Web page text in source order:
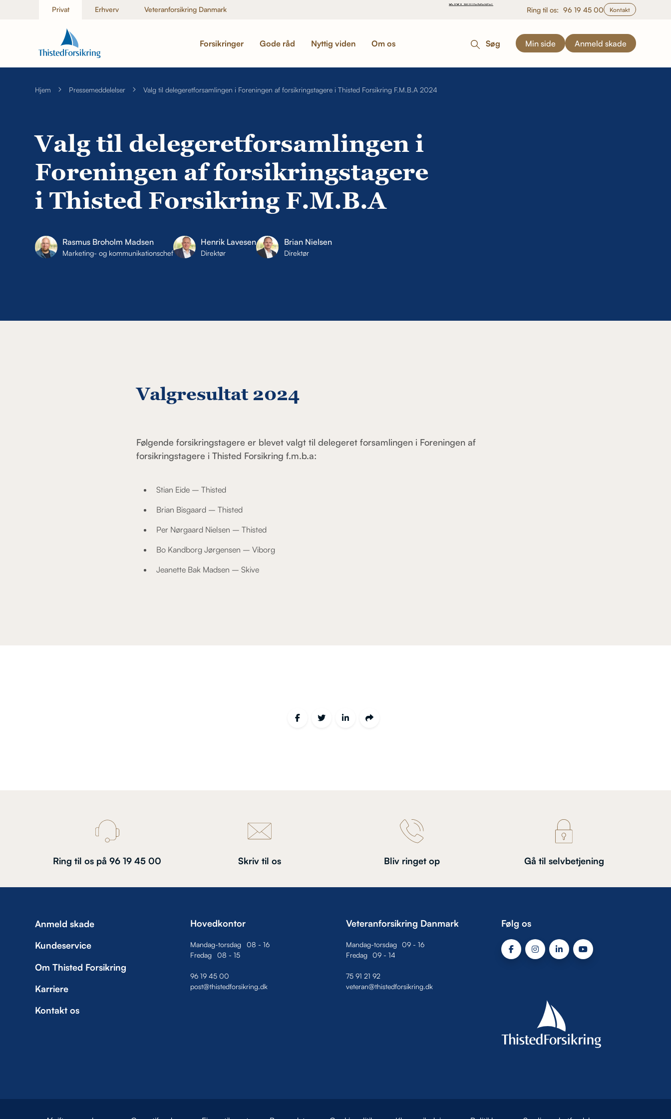
Privat Erhverv Veteranforsikring Danmark Ring til os: 96 19 45 00 Kontakt
Forsikringer Gode råd Nyttig viden Om os Søg Min side Anmeld skade
Hjem Pressemeddelelser Valg til delegeretforsamlingen i Foreningen af forsikringstagere i Thisted Forsikring F.M.B.A 2024
Valg til delegeretforsamlingen i
Foreningen af forsikringstagere
i Thisted Forsikring F.M.B.A
Rasmus Broholm Madsen
Marketing- og kommunikationschef
Henrik Lavesen
Direktør
Brian Nielsen
Direktør
Valgresultat 2024
Følgende forsikringstagere er blevet valgt til delegeret forsamlingen i Foreningen af
forsikringstagere i Thisted Forsikring f.m.b.a:
Stian Eide – Thisted
Brian Bisgaard – Thisted
Per Nørgaard Nielsen – Thisted
Bo Kandborg Jørgensen – Viborg
Jeanette Bak Madsen – Skive
Ring til os på 96 19 45 00 Skriv til os Bliv ringet op Gå til selvbetjening
Anmeld skade
Kundeservice
Om Thisted Forsikring
Karriere
Kontakt os
Hovedkontor
Mandag-torsdag 08 - 16
Fredag
08 - 15
96 19 45 00
post@thistedforsikring.dk
Veteranforsikring Danmark
Mandag-torsdag 09 -16
Fredag
09 -14
75 91 21 92
veteran@thistedforsikring.dk
Følg os